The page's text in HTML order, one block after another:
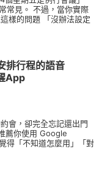
常見。 不過，當你實際
樣的問題 「沒辦法設定
排行程的語音
App
會，卻完全忘記還出門
薦你使用 Google
得「不知道怎麼用」「對